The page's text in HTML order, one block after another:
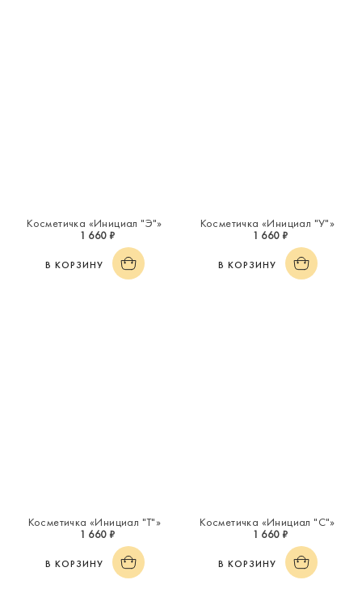
Косметичка «Инициал "Э"»
1 660 ₽
В КОРЗИНУ
Косметичка «Инициал "У"»
1 660 ₽
В КОРЗИНУ
Косметичка «Инициал "Т"»
1 660 ₽
В КОРЗИНУ
Косметичка «Инициал "С"»
1 660 ₽
В КОРЗИНУ